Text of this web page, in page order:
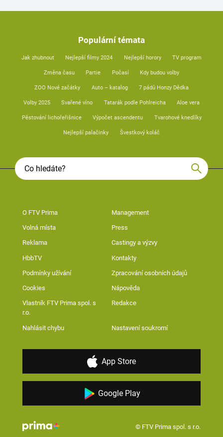
Populární témata
Jak zhubnout Nejlepší filmy 2024 Nejlepší horory TV program
Změna času Partie Počasí Kdy budou volby
ZOO Nové začátky Auto – katalog 7 pádů Honzy Dědka
Volby 2025 Svařené víno Tatarák podle Pohlreicha Aloe vera
Pěstování lichořeřišnice Výpočet ascendentu Tvarohové knedlíky
Nejlepší palačinky Švestkový koláč
O FTV Prima Management
Volná místa Press
Reklama Castingy a výzvy
HbbTV Kontakty
Podmínky užívání Zpracování osobních údajů
Cookies Nápověda
Vlastník FTV Prima spol. s
r.o.
Redakce
Nahlásit chybu Nastavení soukromí
App Store
Google Play
© FTV Prima spol. s r.o.